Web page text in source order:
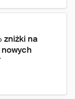
zniżki na